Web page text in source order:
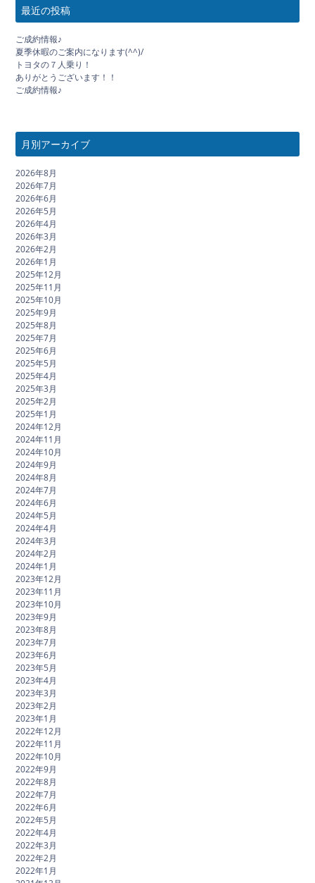
最近の投稿
ご成約情報♪
夏季休暇のご案内になります(^^)/
トヨタの７人乗り！
ありがとうございます！！
ご成約情報♪
月別アーカイブ
2026年8月
2026年7月
2026年6月
2026年5月
2026年4月
2026年3月
2026年2月
2026年1月
2025年12月
2025年11月
2025年10月
2025年9月
2025年8月
2025年7月
2025年6月
2025年5月
2025年4月
2025年3月
2025年2月
2025年1月
2024年12月
2024年11月
2024年10月
2024年9月
2024年8月
2024年7月
2024年6月
2024年5月
2024年4月
2024年3月
2024年2月
2024年1月
2023年12月
2023年11月
2023年10月
2023年9月
2023年8月
2023年7月
2023年6月
2023年5月
2023年4月
2023年3月
2023年2月
2023年1月
2022年12月
2022年11月
2022年10月
2022年9月
2022年8月
2022年7月
2022年6月
2022年5月
2022年4月
2022年3月
2022年2月
2022年1月